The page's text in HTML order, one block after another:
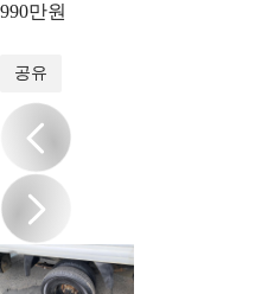
990만원
공유
/19